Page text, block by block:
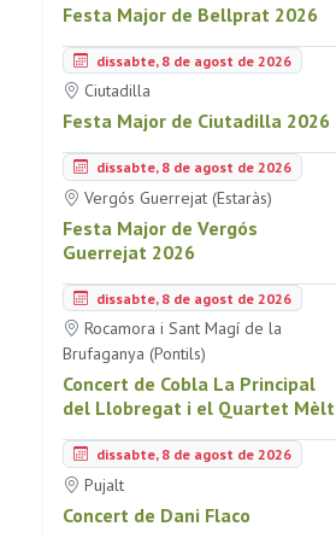
Festa Major de Bellprat 2026
dissabte, 8 de agost de 2026
Ciutadilla
Festa Major de Ciutadilla 2026
dissabte, 8 de agost de 2026
Vergós Guerrejat (Estaràs)
Festa Major de Vergós
Guerrejat 2026
dissabte, 8 de agost de 2026
Rocamora i Sant Magí de la
Brufaganya (Pontils)
Concert de Cobla La Principal
del Llobregat i el Quartet Mèlt
dissabte, 8 de agost de 2026
Pujalt
Concert de Dani Flaco